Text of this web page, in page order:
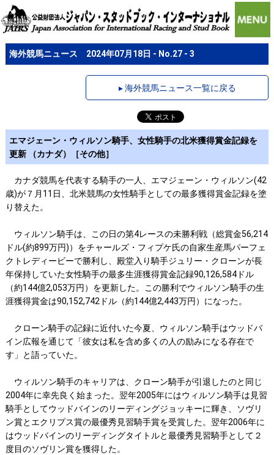
海外競馬ニュース 2024年07月18日 - No.27 - 3
▸ 海外競馬ニュース一覧に戻る
エマジェーン・ウィルソン騎手、女性騎手の北米獲得賞金記録を
更新 （カナダ）［その他］
カナダ競馬を代表する騎手の一人、エマジェーン・ウィルソン(42
歳)が７月11日、北米競馬の女性騎手としての最多獲得賞金記録を塗
り替えた。
ウィルソン騎手は、この日の第4レースの未勝利戦（総賞金56,214
ドル(約899万円)）をチャールズ・フィプケ氏の自家生産馬パーフェ
クトレディービーで勝利し、殿堂入り騎手ジュリー・クローンが長
年保持していた女性騎手の最多生涯獲得賞金記録90,126,584ドル
（約144億2,053万円）を更新した。この勝利でウィルソン騎手の生
涯獲得賞金は90,152,742ドル（約144億2,443万円）になった。
クローン騎手の記録に近付いた今夏、ウィルソン騎手はウッドバ
イン広報を通じて「彼女は私を含め多くの人の励みになる存在で
す」と語っていた。
ウィルソン騎手のキャリアは、クローン騎手が引退したのと同じ
2004年に幸先良く始まった。翌年2005年にはウィルソン騎手は見習
騎手としてウッドバインのリーディングジョッキーに輝き、ソヴリ
ン賞とエクリプス賞の最優秀見習騎手賞を受賞した。翌年2006年に
はウッドバインのリーディングタイトルと最優秀見習騎手として２
度目のソヴリン賞を獲得した。